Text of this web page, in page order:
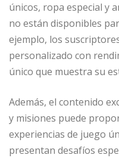
únicos, ropa especial y
no están disponibles
ejemplo, los
personalizado con
único que muestra su
Además, el contenido
y misiones puede
experiencias de juego
presentan desafíos